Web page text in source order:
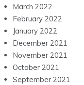
March 2022
February 2022
January 2022
December 2021
November 2021
October 2021
September 2021